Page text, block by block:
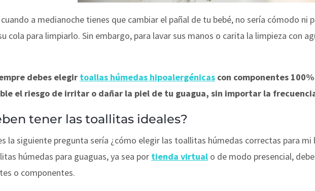
a medianoche tienes que cambiar el pañal de tu bebé, no sería cómodo ni
cola para limpiarlo. Sin embargo, para lavar sus manos o carita la limpieza con
debes elegir toallas húmedas hipoalergénicas con componentes
el riesgo de irritar o dañar la piel de tu guagua, sin importar la
tener las toallitas ideales?
la siguiente pregunta sería ¿cómo elegir las toallitas húmedas correctas para mi
húmedas para guaguas, ya sea por tienda virtual o de modo presencial,
o componentes.